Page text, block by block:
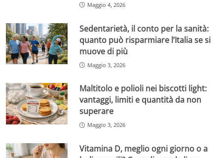
Maggio 4, 2026
Sedentarietà, il conto per la sanità:
quanto può risparmiare l’Italia se si
muove di più
Maggio 3, 2026
Maltitolo e polioli nei biscotti light:
vantaggi, limiti e quantità da non
superare
Maggio 3, 2026
Vitamina D, meglio ogni giorno o a